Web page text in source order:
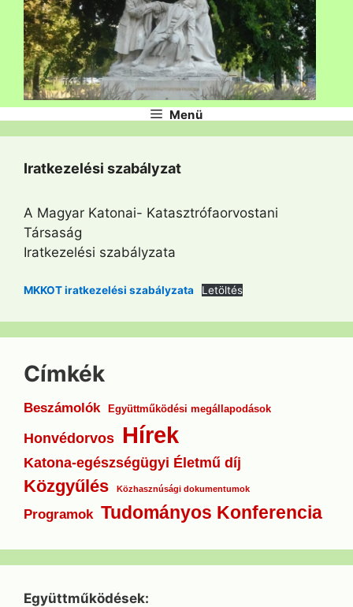
Menü
Iratkezelési szabályzat
A Magyar Katonai- Katasztrófaorvostani
Társaság
Iratkezelési szabályzata
MKKOT iratkezelési szabályzata Letöltés
Címkék
Beszámolók Együttműködési megállapodások
Honvédorvos Hírek
Katona-egészségügyi Életmű díj
Közgyűlés Közhasznúsági dokumentumok
Programok Tudományos Konferencia
Együttműködések: